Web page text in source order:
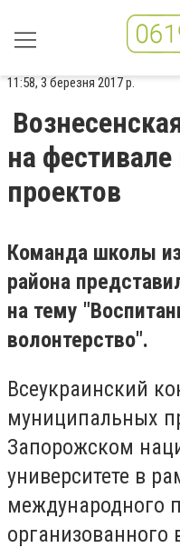
11:58, 3 березня 2017 р.
на
проектов
Команда школы
района
на тему
волонтерство".
Всеукраинский
муниципальных
Запорожском
университете в
международного